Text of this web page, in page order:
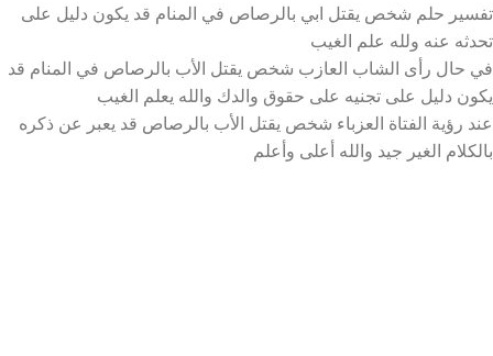
تفسير حلم شخص يقتل ابي بالرصاص في المنام قد يكون دليل على
تحدثه عنه ولله علم الغيب
في حال رأى الشاب العازب شخص يقتل الأب بالرصاص في المنام قد
يكون دليل على تجنيه على حقوق والدك والله يعلم الغيب
عند رؤية الفتاة العزباء شخص يقتل الأب بالرصاص قد يعبر عن ذكره
بالكلام الغير جيد والله أعلى وأعلم